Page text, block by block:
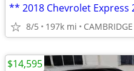
** 2018 Chevrolet Express
8/5 197k mi CAMBRIDGE
$14,595